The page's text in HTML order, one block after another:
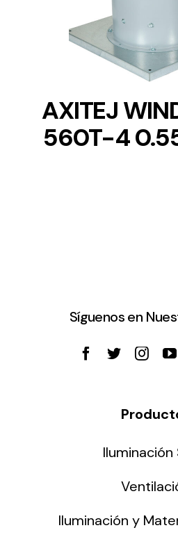
AXITEJ
560T-4
Síguenos en
Iluminación
Iluminación y